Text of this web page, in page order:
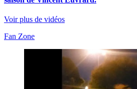
Voir plus de vidéos
Fan Zone